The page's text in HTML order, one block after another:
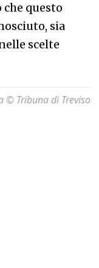
che questo
sia
scelte
© Tribuna di Treviso